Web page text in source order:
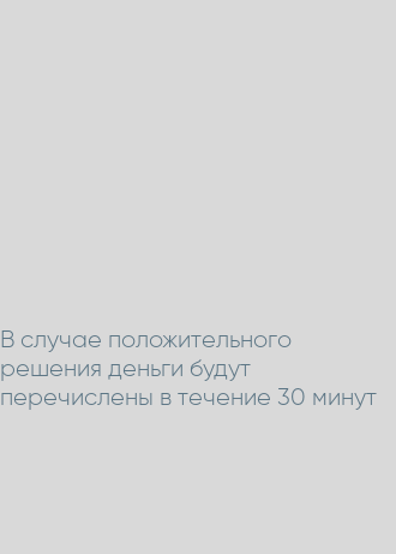
В случае положительного
решения деньги будут
перечислены в течение 30 минут